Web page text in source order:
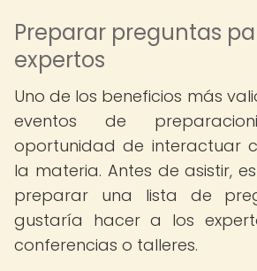
Preparar preguntas
expertos
Uno de los beneficios más
eventos de
oportunidad de interactuar
la materia. Antes de asistir,
preparar una lista de
gustaría hacer a los
conferencias o talleres.